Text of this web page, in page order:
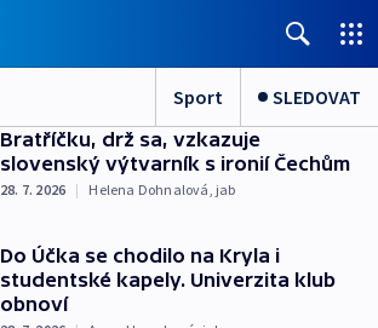
Sport SLEDOVAT
Bratříčku, drž sa, vzkazuje
slovenský výtvarník s ironií Čechům
28. 7. 2026 | Helena Dohnalová, jab
Do Účka se chodilo na Kryla i
studentské kapely. Univerzita klub
obnoví